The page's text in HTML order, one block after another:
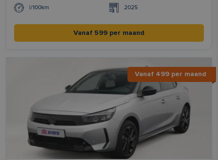
l/100km 2025
Vanaf 599 per maand
Vanaf 499 per maand